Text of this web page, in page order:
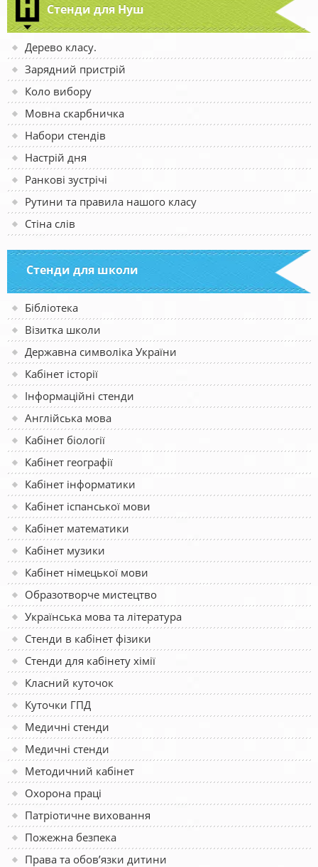
Стенди для Нуш
Дерево класу.
Зарядний пристрій
Коло вибору
Мовна скарбничка
Набори стендів
Настрій дня
Ранкові зустрічі
Рутини та правила нашого класу
Стіна слів
Стенди для школи
Бібліотека
Візитка школи
Державна символіка України
Кабінет історії
Інформаційні стенди
Англійська мова
Кабінет біології
Кабінет географії
Кабінет інформатики
Кабінет іспанської мови
Кабінет математики
Кабінет музики
Кабінет німецької мови
Образотворче мистецтво
Українська мова та література
Стенди в кабінет фізики
Стенди для кабінету хімії
Класний куточок
Куточки ГПД
Медичні стенди
Медичні стенди
Методичний кабінет
Охорона праці
Патріотичне виховання
Пожежна безпека
Права та обов’язки дитини